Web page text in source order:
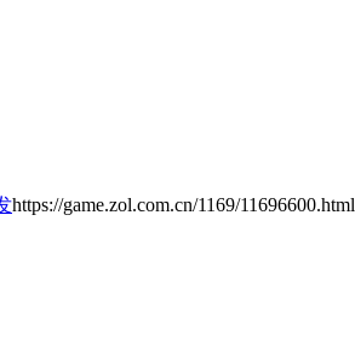
https://game.zol.com.cn/1169/11696600.html